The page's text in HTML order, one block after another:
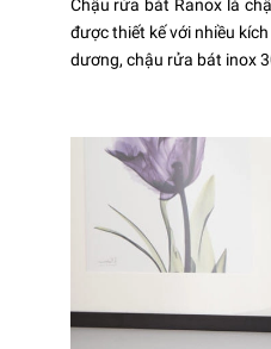
Chậu rửa bát Ranox là
được thiết kế với nhiều
dương, chậu rửa bát inox